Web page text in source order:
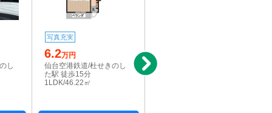
し
写真充実
6.2万円
仙台空港鉄道/杜せきのし
た駅 徒歩15分
1LDK/46.22㎡
仙台空港鉄道/杜せきのし